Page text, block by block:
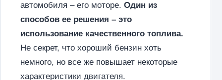
автомобиля – его моторе. Один из
способов ее решения – это
использование качественного топлива.
Не секрет, что хороший бензин хоть
немного, но все же повышает некоторые
характеристики двигателя.